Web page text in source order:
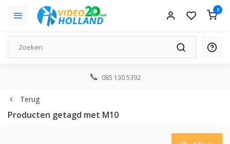
0
085 130 5392
Terug
Producten getagd met M10